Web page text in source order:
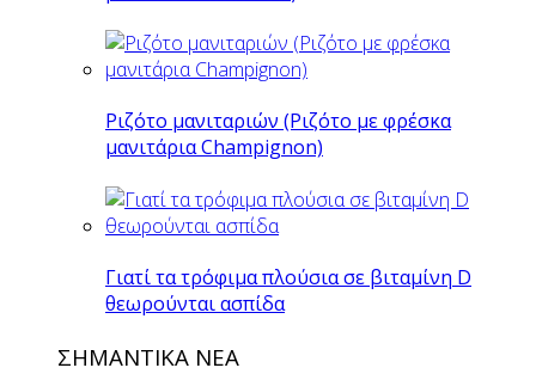
Ριζότο μανιταριών (Ριζότο με φρέσκα
μανιτάρια Champignon)
Γιατί τα τρόφιμα πλούσια σε βιταμίνη D
θεωρούνται ασπίδα
ΣΗΜΑΝΤΙΚΑ ΝΕΑ